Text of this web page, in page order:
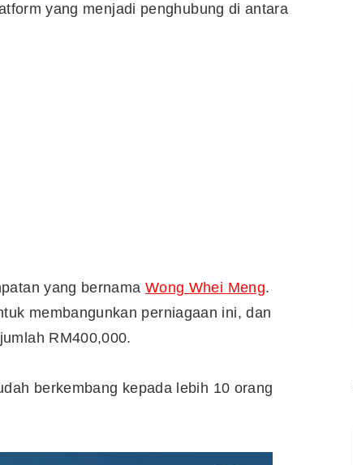
yang menjadi penghubung di antara
yang bernama Wong Whei Meng.
membangunkan perniagaan ini, dan
RM400,000.
berkembang kepada lebih 10 orang